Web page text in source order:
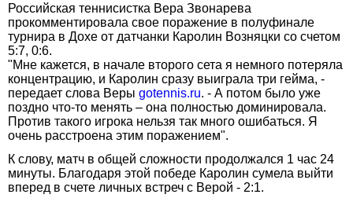
Российская теннисистка Вера Звонарева
прокомментировала свое поражение в полуфинале
турнира в Дохе от датчанки Каролин Возняцки со счетом
5:7, 0:6.
"Мне кажется, в начале второго сета я немного потеряла
концентрацию, и Каролин сразу выиграла три гейма, -
передает слова Веры gotennis.ru. - А потом было уже
поздно что-то менять – она полностью доминировала.
Против такого игрока нельзя так много ошибаться. Я
очень расстроена этим поражением".
К слову, матч в общей сложности продолжался 1 час 24
минуты. Благодаря этой победе Каролин сумела выйти
вперед в счете личных встреч с Верой - 2:1.